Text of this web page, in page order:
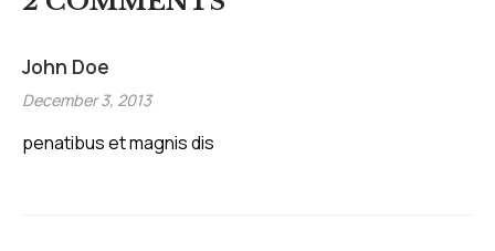
John Doe
December 3, 2013
penatibus et magnis dis